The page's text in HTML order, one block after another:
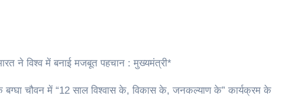
भारत ने विश्व में बनाई मजबूत पहचान : मुख्यमंत्री*
बग्घा चौवन में “12 साल विश्वास के, विकास के, जनकल्याण के” कार्यक्रम के